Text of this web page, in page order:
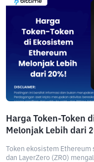
Harga Token-Token
Melonjak Lebih dari
Token ekosistem
dan LayerZero (ZRO)